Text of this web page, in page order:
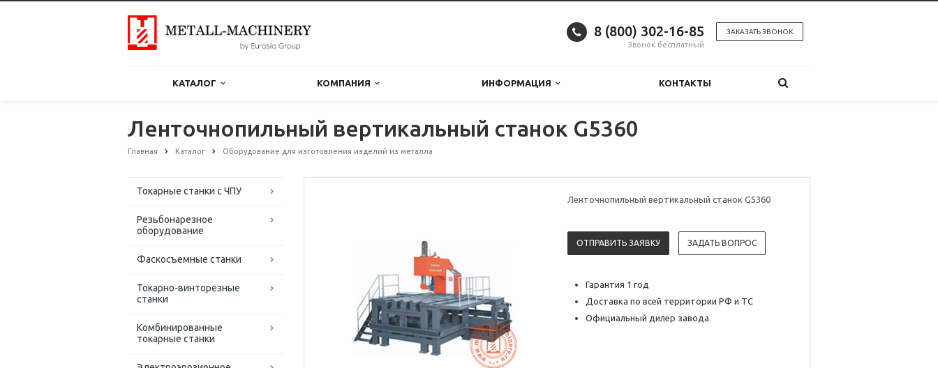
ЗАКАЗАТЬ ЗВОНОК
8 (800) 302-16-85
Звонок бесплатный
КАТАЛОГ КОМПАНИЯ ИНФОРМАЦИЯ КОНТАКТЫ
Ленточнопильный вертикальный станок G5360
Главная Каталог Оборудование для изготовления изделий из металла
Токарные станки с ЧПУ
Резьбонарезное
оборудование
Фаскосъемные станки
Токарно-винторезные
станки
Комбинированные
токарные станки
Ленточнопильный вертикальный станок G5360
ОТПРАВИТЬ ЗАЯВКУ ЗАДАТЬ ВОПРОС
Гарантия 1 год
Доставка по всей территории РФ и ТС
Официальный дилер завода